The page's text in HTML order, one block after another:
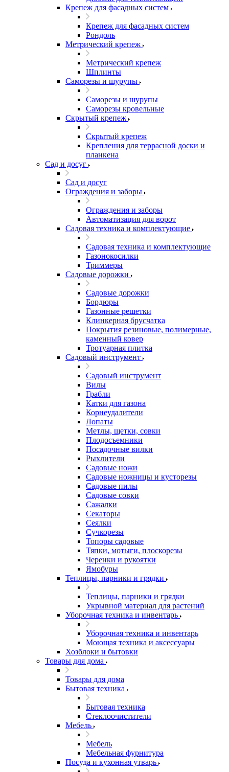
Крепеж для фасадных систем
Крепеж для фасадных систем
Рондоль
Метрический крепеж
Метрический крепеж
Шплинты
Саморезы и шурупы
Саморезы и шурупы
Саморезы кровельные
Скрытый крепеж
Скрытый крепеж
Крепления для террасной доски и
планкена
Сад и досуг
Сад и досуг
Ограждения и заборы
Ограждения и заборы
Автоматизация для ворот
Садовая техника и комплектующие
Садовая техника и комплектующие
Газонокосилки
Триммеры
Садовые дорожки
Садовые дорожки
Бордюры
Газонные решетки
Клинкерная брусчатка
Покрытия резиновые, полимерные,
каменный ковер
Тротуарная плитка
Садовый инструмент
Садовый инструмент
Вилы
Грабли
Катки для газона
Корнеудалители
Лопаты
Метлы, щетки, совки
Плодосъемники
Посадочные вилки
Рыхлители
Садовые ножи
Садовые ножницы и кусторезы
Садовые пилы
Садовые совки
Сажалки
Секаторы
Сеялки
Сучкорезы
Топоры садовые
Тяпки, мотыги, плоскорезы
Черенки и рукоятки
Ямобуры
Теплицы, парники и грядки
Теплицы, парники и грядки
Укрывной материал для растений
Уборочная техника и инвентарь
Уборочная техника и инвентарь
Моющая техника и аксессуары
Хозблоки и бытовки
Товары для дома
Товары для дома
Бытовая техника
Бытовая техника
Стеклоочистители
Мебель
Мебель
Мебельная фурнитура
Посуда и кухонная утварь